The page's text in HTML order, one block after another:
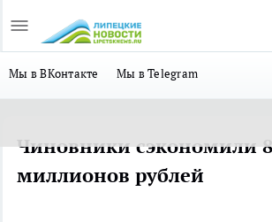
Мы в ВКонтакте Мы в Telegram
Чиновники сэкономили
миллионов рублей